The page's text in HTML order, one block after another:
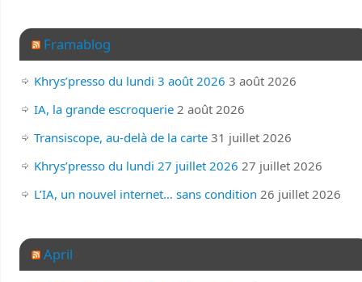
Framablog
Khrys’presso du lundi 3 août 2026 3 août 2026
IA, la grande escroquerie 2 août 2026
Transiscope, au-delà de la carte 31 juillet 2026
Khrys’presso du lundi 27 juillet 2026 27 juillet 2026
L’IA, un nouvel internet… sans condition 26 juillet 2026
April